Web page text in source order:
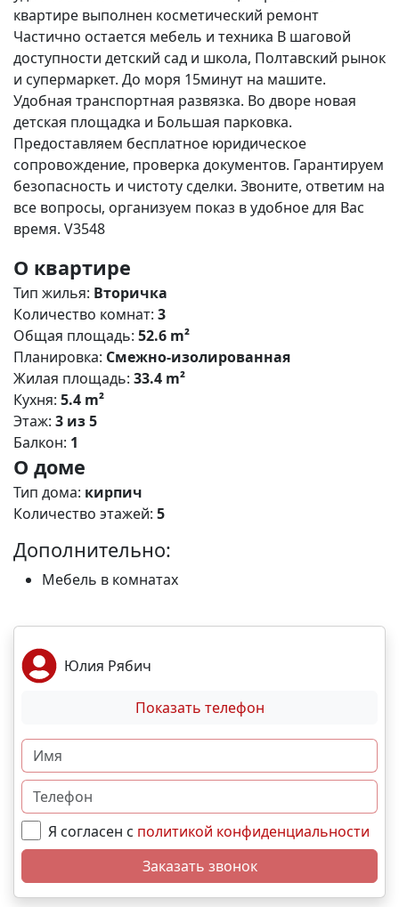
квартире выполнен косметический ремонт
Частично остается мебель и техника В шаговой
доступности детский сад и школа, Полтавский рынок
и супермаркет. До моря 15минут на машите.
Удобная транспортная развязка. Во дворе новая
детская площадка и Большая парковка.
Предоставляем бесплатное юридическое
сопровождение, проверка документов. Гарантируем
безопасность и чистоту сделки. Звоните, ответим на
все вопросы, организуем показ в удобное для Вас
время. V3548
О квартире
Тип жилья: Вторичка
Количество комнат: 3
Общая площадь: 52.6 m²
Планировка: Смежно-изолированная
Жилая площадь: 33.4 m²
Кухня: 5.4 m²
Этаж: 3 из 5
Балкон: 1
О доме
Тип дома: кирпич
Количество этажей: 5
Дополнительно:
Мебель в комнатах
Юлия Рябич
Показать телефон
Я согласен с политикой конфиденциальности
Заказать звонок